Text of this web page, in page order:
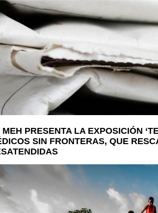
MEH PRESENTA LA EXPOSICIÓN
SIN FRONTERAS, QUE